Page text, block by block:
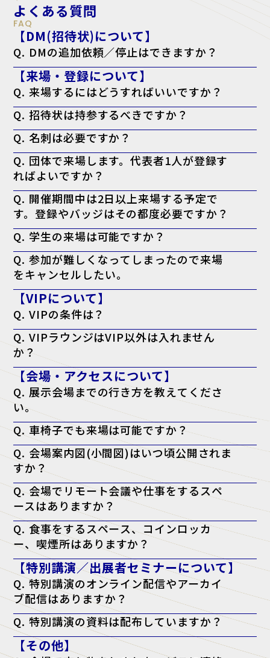
よくある質問
FAQ
【DM(招待状)について】
Q. DMの追加依頼／停止はできますか？
A. はい。下記のフォームよりご依頼ください。
追加依頼の方はこちら
停止の方こちら
【来場・登録について】
Q. 来場するにはどうすればいいですか？
A. 来場登録を済ませた上で、ログイン後のマイページより「来場者バ
ッジ（入場証）」を印刷してお持ちください。当日会場でも印刷可能で
すが、混雑回避のため事前の印刷を推奨しております。なお、名刺の提
出は不要です。
Q. 招待状は持参するべきですか？
A. お手元にある方は持参を推奨しております。
※特にVIP招待状がお手元に届いてる方で、印刷したバッジに「VIP」
と表示されない場合、バッジに加えてお手元の「VIP招待状」を当日会
場受付までお持ちください。
Q. 名刺は必要ですか？
A. 必要ございません。事前の登録として来場者バッジの印刷のみで入
場可能です。
Q. 団体で来場します。代表者1人が登録す
ればよいですか？
A. 大変お手数ですが、ご来場される方お一人ずつの来場登録をお願い
いたします。
Q. 開催期間中は2日以上来場する予定で
す。登録やバッジはその都度必要ですか？
A. 必要ございません。一度のご登録で、会期中は同じ来場者バッジに
て何度でもご入場いただけます。
Q. 学生の来場は可能ですか？
A. 本展はビジネスパーソン向けの商談展示会ですが、起業・開業準備
中の方や、業界への就職をご検討中の学生の方はご来場いただけます。
Q. 参加が難しくなってしまったので来場
をキャンセルしたい。
A. キャンセル機能がないため、ご案内は届きますが破棄していただい
て結構です。
【VIPについて】
Q. VIPの条件は？
A. 役職が部長クラス以上・導入権限がある。以上のどちらかを満たし
ている方が対象となります。
Q. VIPラウンジはVIP以外は入れません
か？
A. はい。ただし、VIPの同行者の方はご一緒に利用される場合のみ可能
です。
【会場・アクセスについて】
Q. 展示会場までの行き方を教えてくださ
い。
A. アクセスページよりご確認ください。
アクセスページはこちら
Q. 車椅子でも来場は可能ですか？
A. はい、可能です。会場内はバリアフリー対応となっております。
Q. 会場案内図(小間図)はいつ頃公開されま
すか？
A. 開催日の前週に、公式サイトにて公開予定です。
Q. 会場でリモート会議や仕事をするスペ
ースはありますか？
A. はい。会場内に無料の「テレワークラウンジ」をご用意しておりま
すので、そちらをご利用ください。
Q. 食事をするスペース、コインロッカ
ー、喫煙所はありますか？
A. はい。会場となる施設内に、飲食店・コンビニ・コインロッカー・
喫煙所がございます。詳しくは会場施設のウェブサイトをご確認くださ
い。【特別講演／出展者セミナーについて】
Q. 特別講演のオンライン配信やアーカイ
ブ配信はありますか？
A. 申し訳ございませんが、配信は行っておりません。当日、現地会場
でのご聴講のみとなります。
Q. 特別講演の資料は配布していますか？
A. 原則として資料配布は行っておりません。ただし、チケットに「資
料配布対象」と記載がある講演に限り、アンケート回答者へ配布いたし
ます。（※講師の都合により配布できない場合もございます）
【その他】